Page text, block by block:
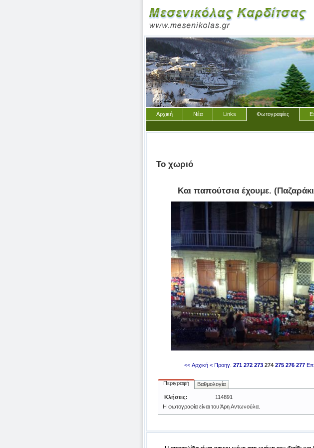
Αρχική Νέα Links Φωτογραφίες
Το χωριό
Και παπούτσια έχουμε.
<< Αρχική < Προηγ. 271 272 273 274 275 276 277
Περιγραφή Βαθμολογία
Κλήσεις:
114891
H φωτογραφία είναι του Άρη Αντωνούλα.